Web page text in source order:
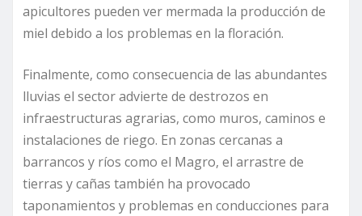
apicultores pueden ver mermada la producción de
miel debido a los problemas en la floración.
Finalmente, como consecuencia de las abundantes
lluvias el sector advierte de destrozos en
infraestructuras agrarias, como muros, caminos e
instalaciones de riego. En zonas cercanas a
barrancos y ríos como el Magro, el arrastre de
tierras y cañas también ha provocado
taponamientos y problemas en conducciones para